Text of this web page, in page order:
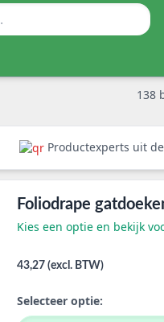
138
Productexperts uit
Foliodrape
Kies een optie en bekijk
43,27 (excl. BTW)
Selecteer optie: